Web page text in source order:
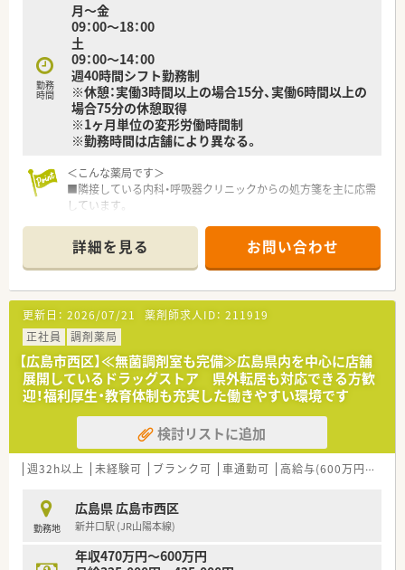
＜法人特徴＞
■ツルハグループとして中国地方で業界最大規模の
ドラッグストア・調剤薬局を運営する企業です。
ドラッグストアとして売上・利益・店舗数共に業界トップクラ
スです。
■年間で10店舗以上の新規出店を継続しており、
新卒採用に関しても中国地方で最も入社人数が多い法人で
す。
薬剤師の平均年齢は33歳です。
調剤業務（調剤・投薬・監査・在宅）がメインとなり、
レジ打ちなどはございません。
OTCについての知識も深まるためこれから必要な「マルチの
力」が身につきます。
■セルフメディケーションの支援として、医療・保険・福祉・マタ
ニティ等、
様々なテーマで健康セミナーを年間130回以上開催していま
す。
■医療事務との業務分担を行い、薬剤師の業務負担軽減を行って
います。
■近隣に店舗数が多く、フォロー体制も整っています。
■働き方改革に沿って、有給休暇消化が促進されています。
■残業については「サービス残業」はございません。
各店舗基本的に残業は少ないため、調剤併設店でも18時半～
19時までに
は帰宅できる店舗がほとんどです。
※繁忙期等は科目によって残業が発生してしまう可能性はご
ざいます。
■調剤の経験を積みつつ、OTCも学べる環境に身を置きたい方
■患者様に丁寧に投薬、服薬指導を行いたい方
■若い世代が毎年入る環境で、自身もスキルアップしたい方
等々…
勤務
時間
月～金
09：00～18：00
土
09：00～14：00
週40時間シフト勤務制
※休憩：実働3時間以上の場合15分、実働6時間以上の
場合75分の休憩取得
※1ヶ月単位の変形労働時間制
※勤務時間は店舗により異なる。
＜こんな薬局です＞
■隣接している内科・呼吸器クリニックからの処方箋を主に応需
しています。
す。
■調剤併設ドラッグストアです。
＜業務内容＞
■内科・呼吸器科の処方箋を主に応需していますが、他の公立医
療機関の処方せんも幅広く取り扱っております。
■第2類・3類のお薬について、質問があった際も対応いただきま
す。
＜設備も充実＞
■監査システムなどの調剤設備も導入しており、リスクマネジメ
ントも徹底しています。
＜研修制度＞
■充実した研修フォロー体制も好評です。
薬剤師研修、資格取得講座や海外研修制度などを実施し、
成長したいという姿勢をバックアップしてくれます。
■e-ラーニングの補助制度もございますので資格取得に関して
も会社がバックアップしてくださいます。
詳細を見る お問い合わせ
更新日： 2026/07/21 薬剤師求人ID： 211919
正社員
調剤薬局
【広島市西区】≪無菌調剤室も完備≫広島県内を中心に店舗
展開しているドラッグストア 県外転居も対応できる方歓
迎！福利厚生・教育体制も充実した働きやすい環境です
検討リストに追加
週32h以上 未経験可 ブランク可 車通勤可 高給与(600万円以上)
勤務地
広島県 広島市西区
新井口駅 (JR山陽本線)
年収470万円～600万円